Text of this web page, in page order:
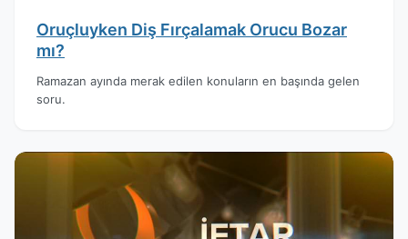
Oruçluyken Diş Fırçalamak Orucu Bozar
mı?
Ramazan ayında merak edilen konuların en başında gelen
soru.